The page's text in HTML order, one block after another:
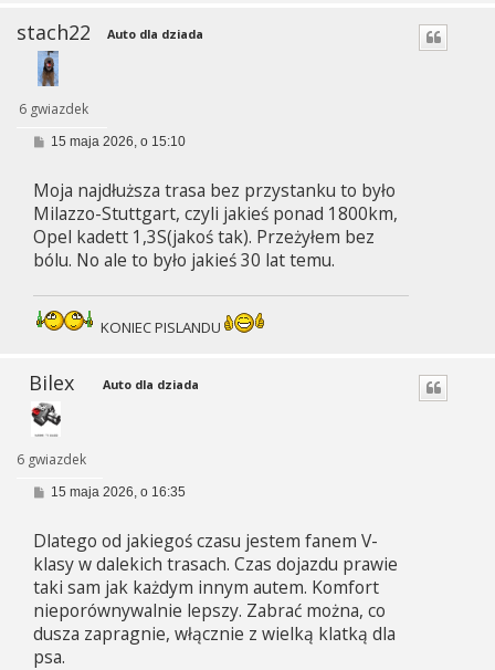
stach22
6 gwiazdek
Auto dla dziada
P
t
15 maja 2026, o 15:10
Moja najdłuższa trasa bez przystanku to było
Milazzo-Stuttgart, czyli jakieś ponad 1800km,
Opel kadett 1,3S(jakoś tak). Przeżyłem bez
bólu. No ale to było jakieś 30 lat temu.
KONIEC PISLANDU
Bilex
6 gwiazdek
Auto dla dziada
P
t
15 maja 2026, o 16:35
Dlatego od jakiegoś czasu jestem fanem V-
klasy w dalekich trasach. Czas dojazdu prawie
taki sam jak każdym innym autem. Komfort
nieporównywalnie lepszy. Zabrać można, co
dusza zapragnie, włącznie z wielką klatką dla
psa.